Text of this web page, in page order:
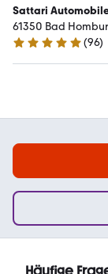
Sattari
61350 Bad
4.9 Sterne
(96)